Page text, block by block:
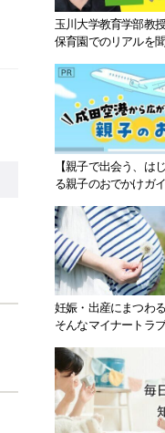
玉川大学教育学部教
保育園でのリアルを聞
【親子で出会う、は
る親子のおでかけガ
妊娠・出産にまつわ
そんなマイナートラ